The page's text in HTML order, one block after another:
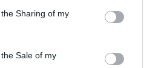
usage behaviour. You may click to
Google and its third-party tags to
purposes in below Google
Sharing of my
Sale of my
νέο δίκαιο, αλλάζει